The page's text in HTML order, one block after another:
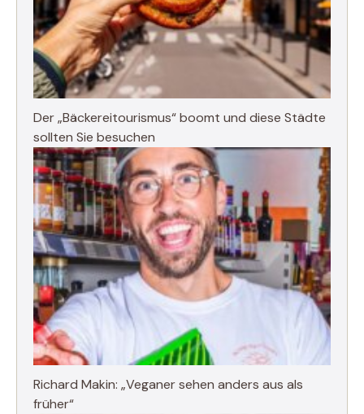
Der „Bäckereitourismus“ boomt und diese Städte
sollten Sie besuchen
Richard Makin: „Veganer sehen anders aus als
früher“